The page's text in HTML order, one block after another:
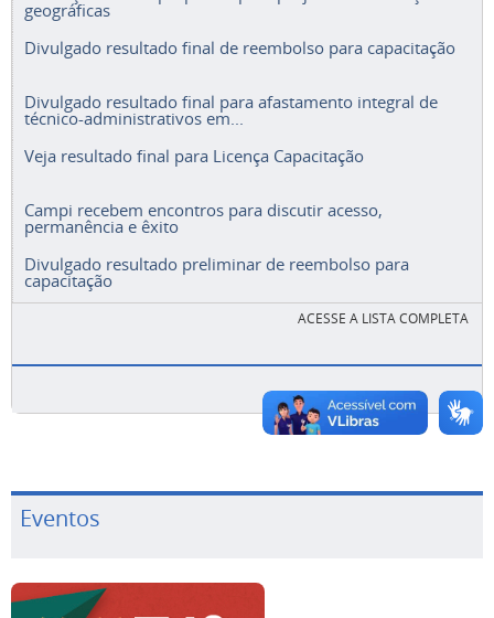
geográficas
Divulgado resultado final de reembolso para capacitação
Divulgado resultado final para afastamento integral de
técnico-administrativos em...
Veja resultado final para Licença Capacitação
Campi recebem encontros para discutir acesso,
permanência e êxito
Divulgado resultado preliminar de reembolso para
capacitação
ACESSE A LISTA COMPLETA
Eventos